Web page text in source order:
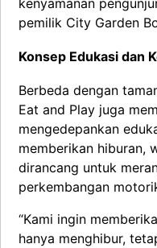
kenyamanan
pemilik City Garden
Konsep Edukasi dan
Berbeda dengan
Eat and Play juga
mengedepankan
memberikan hiburan,
dirancang untuk
perkembangan
“Kami ingin
hanya menghibur,